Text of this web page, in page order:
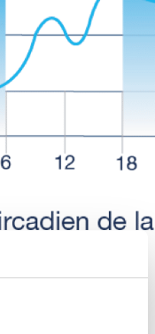
ou après le
(vers 18h), le
qui gère